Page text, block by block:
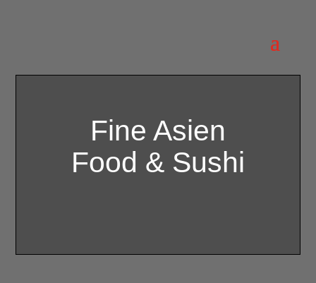
Fine Asien
Food & Sushi